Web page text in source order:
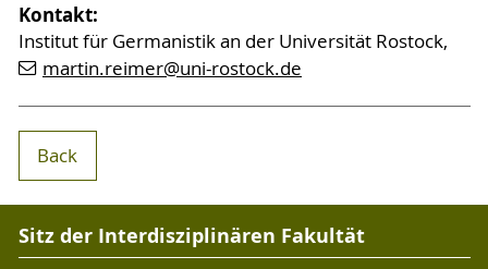
Kontakt:
Institut für Germanistik an der Universität Rostock,
martin.reimer@uni-rostock.de
Back
Sitz der Interdisziplinären Fakultät